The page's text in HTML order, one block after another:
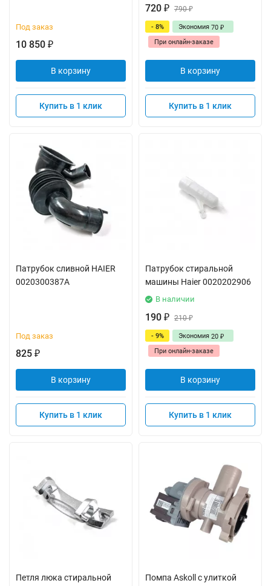
Под заказ
10 850 ₽
В корзину
Купить в 1 клик
720 ₽ 790₽
- 8% Экономия 70 ₽
При онлайн-заказе
В корзину
Купить в 1 клик
Патрубок сливной HAIER
0020300387A
Под заказ
825 ₽
В корзину
Купить в 1 клик
Патрубок стиральной
машины Haier 0020202906
В наличии
190 ₽ 210₽
- 9% Экономия 20 ₽
При онлайн-заказе
В корзину
Купить в 1 клик
Петля люка стиральной Помпа Askoll с улиткой